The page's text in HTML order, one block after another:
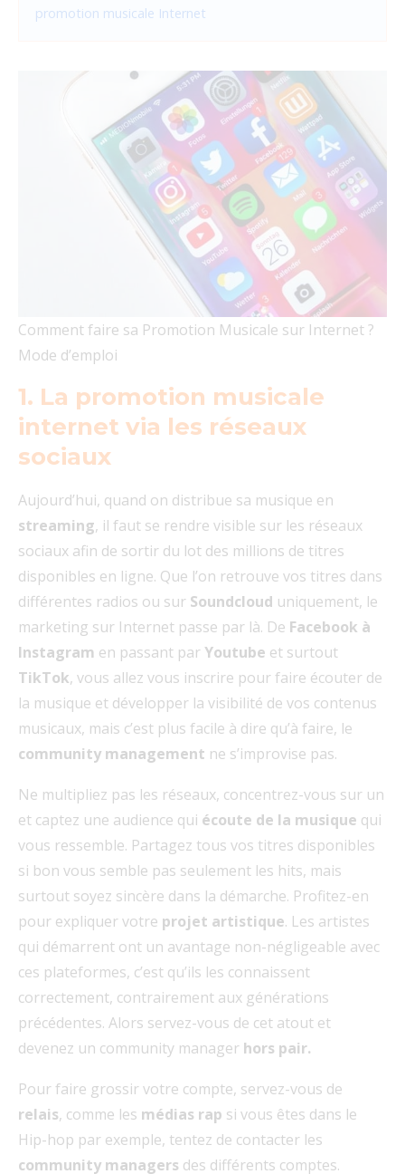
promotion musicale Internet
Comment faire sa Promotion Musicale sur Internet ?
Mode d’emploi
1. La promotion musicale
internet via les réseaux
sociaux
Aujourd’hui, quand on distribue sa musique en
streaming, il faut se rendre visible sur les réseaux
sociaux afin de sortir du lot des millions de titres
disponibles en ligne. Que l’on retrouve vos titres dans
différentes radios ou sur Soundcloud uniquement, le
marketing sur Internet passe par là. De Facebook à
Instagram en passant par Youtube et surtout
TikTok, vous allez vous inscrire pour faire écouter de
la musique et développer la visibilité de vos contenus
musicaux, mais c’est plus facile à dire qu’à faire, le
community management ne s’improvise pas.
Ne multipliez pas les réseaux, concentrez-vous sur un
et captez une audience qui écoute de la musique qui
vous ressemble. Partagez tous vos titres disponibles
si bon vous semble pas seulement les hits, mais
surtout soyez sincère dans la démarche. Profitez-en
pour expliquer votre projet artistique. Les artistes
qui démarrent ont un avantage non-négligeable avec
ces plateformes, c’est qu’ils les connaissent
correctement, contrairement aux générations
précédentes. Alors servez-vous de cet atout et
devenez un community manager hors pair.
Pour faire grossir votre compte, servez-vous de
relais, comme les médias rap si vous êtes dans le
Hip-hop par exemple, tentez de contacter les
community managers des différents comptes.